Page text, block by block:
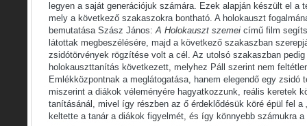
legyen a saját generációjuk számára. Ezek alapján készült el a
mely a következő szakaszokra bontható. A holokauszt
bemutatása Szász János:A Holokauszt szemei című film
látottak megbeszélésére, majd a következő szakaszban
zsidótörvények rögzítése volt a cél. Az utolsó szakaszban
holokauszttanítás következett, melyhez Páll szerint nem
Emlékközpontnak a meglátogatása, hanem elegendő egy zsidó
miszerint a diákok véleményére hagyatkozzunk, reális keretek
tanításánál, mivel így részben az ő érdeklődésük köré épül fel a
keltette a tanár a diákok figyelmét, és így könnyebb számukra